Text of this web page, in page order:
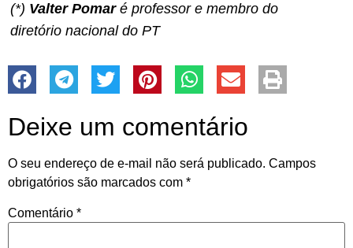
(*) Valter Pomaré professor e membro do
diretório nacional do PT
Deixe um comentário
O seu endereço de e-mail não será publicado. Campos
obrigatórios são marcados com *
Comentário *